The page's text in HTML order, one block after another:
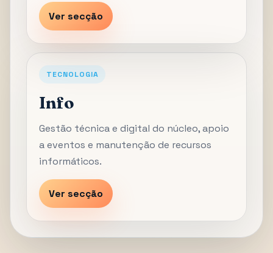
Ver secção
TECNOLOGIA
Info
Gestão técnica e digital do núcleo, apoio
a eventos e manutenção de recursos
informáticos.
Ver secção